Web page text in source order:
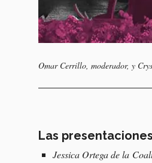
Omar Cerrillo, moderador, y
Las
Jessica Ortega de la